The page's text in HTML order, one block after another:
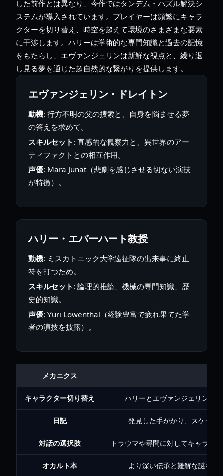
した前作とは異なり、今作ではタンデム・パズル解決シ
ステムが導入されています。プレイヤーは頻繁にキャラ
クターを切り替え、時空を超えて環境のさまざまな要素
に干渉します。ハリーは学術的な専門知識と過去の記憶
をもたらし、エヴァンジェリンは新鮮な視点と、繰り返
し見る夢を通じた超自然的な繋がりを提供します。
エヴァンジェリン・ドレイトン
動機: 行方不明の父の捜索と、自身を悩ませる夢
の答えを求めて。
スキルセット : 直感的な観察力と、異世界のアー
ティファクトとの相互作用。
声優: Mara Junat（悲劇を感じさせる切ない演技
が特徴）。
ハリー・エバーハート教授
動機: ミスカトニック大学遠征隊の出来事に終止
符を打つため。
スキルセット : 論理的推論、機械の専門知識、歴
史的知識。
声優: Yuri Lowenthal（経験豊富で疲れ果てた学
者の演技を披露）。
メカニクス
キャラクター切り替え ハリーとエヴァンジェリンを
日記 発見した手がかり、スケッチ
対話の選択肢 トラウマや尋問に対してキャラク
オカルト本 より深い伝承と難解な謎を提